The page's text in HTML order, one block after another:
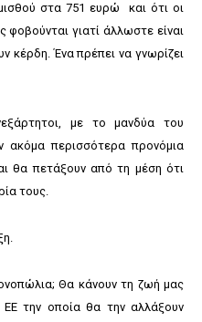
στα 751 ευρώ και ότι οι
φοβούνται γιατί άλλωστε είναι
κέρδη. Ένα πρέπει να γνωρίζει
με το μανδύα του
περισσότερα προνόμια
θα πετάξουν από τη μέση ότι
τους.
Θα κάνουν τη ζωή μας
την οποία θα την αλλάξουν